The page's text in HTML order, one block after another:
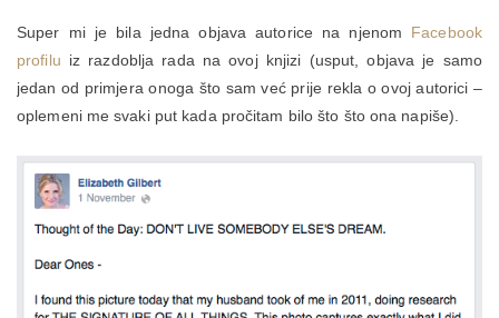
Super mi je bila jedna objava autorice na njenom Facebook
profilu iz razdoblja rada na ovoj knjizi (usput, objava je samo
jedan od primjera onoga što sam već prije rekla o ovoj autorici –
oplemeni me svaki put kada pročitam bilo što što ona napiše).